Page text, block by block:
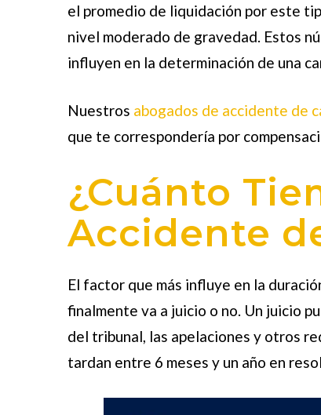
el promedio de liquidación por este
nivel moderado de gravedad. Estos
influyen en la determinación de una
Nuestros abogados de accidente de
que te correspondería por
¿Cuánto
Accidente
El factor que más influye en la
finalmente va a juicio o no. Un juicio
del tribunal, las apelaciones y otros
tardan entre 6 meses y un año en